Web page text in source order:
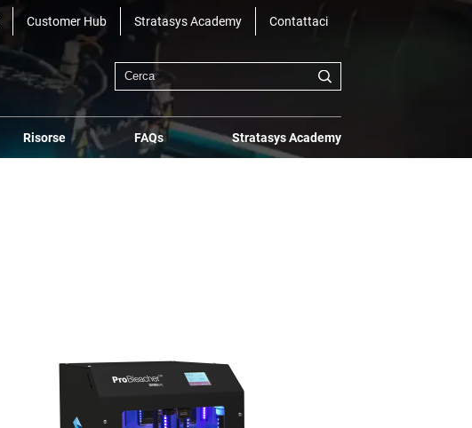
Customer Hub Stratasys Academy Contattaci
Risorse FAQs Stratasys Academy